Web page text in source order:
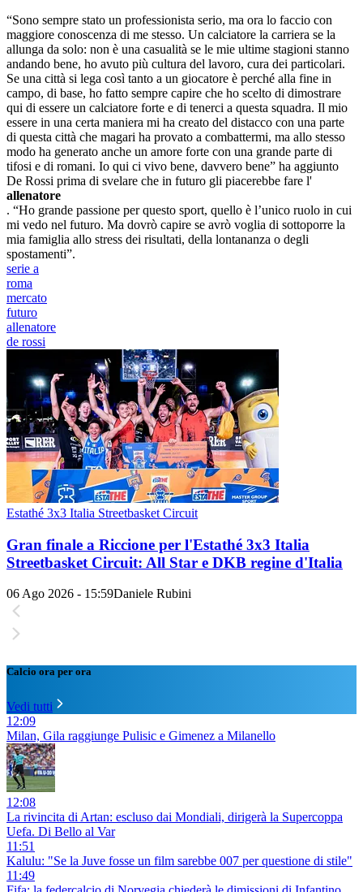
“Sono sempre stato un professionista serio, ma ora lo faccio con
maggiore conoscenza di me stesso. Un calciatore la carriera se la
allunga da solo: non è una casualità se le mie ultime stagioni stanno
andando bene, ho avuto più cultura del lavoro, cura dei particolari.
Se una città si lega così tanto a un giocatore è perché alla fine in
campo, di base, ho fatto sempre capire che ho scelto di dimostrare
qui di essere un calciatore forte e di tenerci a questa squadra. Il mio
essere in una certa maniera mi ha creato del distacco con una parte
di questa città che magari ha provato a combattermi, ma allo stesso
modo ha generato anche un amore forte con una grande parte di
tifosi e di romani. Io qui ci vivo bene, davvero bene” ha aggiunto
De Rossi prima di svelare che in futuro gli piacerebbe fare l'
allenatore
. “Ho grande passione per questo sport, quello è l’unico ruolo in cui
mi vedo nel futuro. Ma dovrò capire se avrò voglia di sottoporre la
mia famiglia allo stress dei risultati, della lontananza o degli
spostamenti”.
serie a
roma
mercato
futuro
allenatore
de rossi
Estathé 3x3 Italia Streetbasket Circuit
Gran finale a Riccione per l'Estathé 3x3 Italia
Streetbasket Circuit: All Star e DKB regine d'Italia
06 Ago 2026 - 15:59Daniele Rubini
Calcio ora per ora
Vedi tutti
12:09
Milan, Gila raggiunge Pulisic e Gimenez a Milanello
12:08
La rivincita di Artan: escluso dai Mondiali, dirigerà la Supercoppa
Uefa. Di Bello al Var
11:51
Kalulu: "Se la Juve fosse un film sarebbe 007 per questione di stile"
11:49